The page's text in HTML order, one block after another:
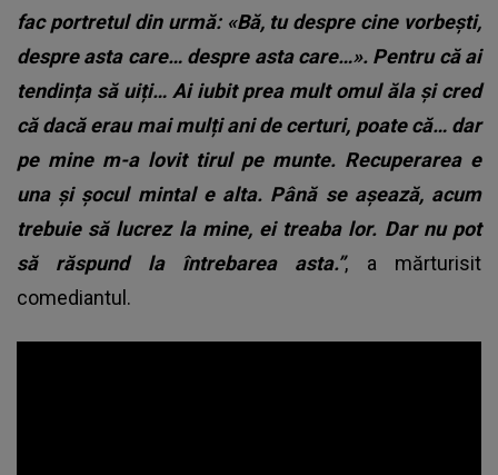
fac portretul din urmă: «Bă, tu despre cine vorbești,
despre asta care… despre asta care…». Pentru că ai
tendința să uiți… Ai iubit prea mult omul ăla și cred
că dacă erau mai mulți ani de certuri, poate că… dar
pe mine m-a lovit tirul pe munte. Recuperarea e
una și șocul mintal e alta. Până se așează, acum
trebuie să lucrez la mine, ei treaba lor. Dar nu pot
să răspund la întrebarea asta.”, a mărturisit
comediantul.